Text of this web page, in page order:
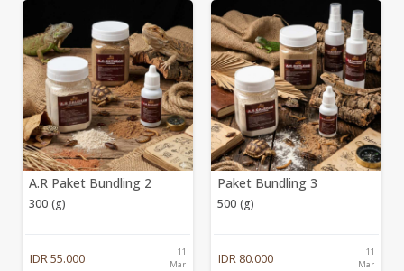
A.R Paket Bundling 2
300 (g)
IDR 55.000
11
Mar
Paket Bundling 3
500 (g)
IDR 80.000
11
Mar